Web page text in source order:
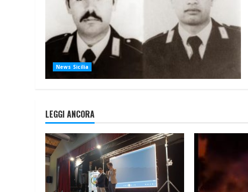
News Sicilia
LEGGI ANCORA